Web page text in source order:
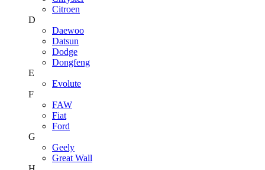
Citroen
D
Daewoo
Datsun
Dodge
Dongfeng
E
Evolute
F
FAW
Fiat
Ford
G
Geely
Great Wall